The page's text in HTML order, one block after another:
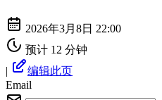
2026年3月8日 22:00
预计 12 分钟
|
编辑此页
Email